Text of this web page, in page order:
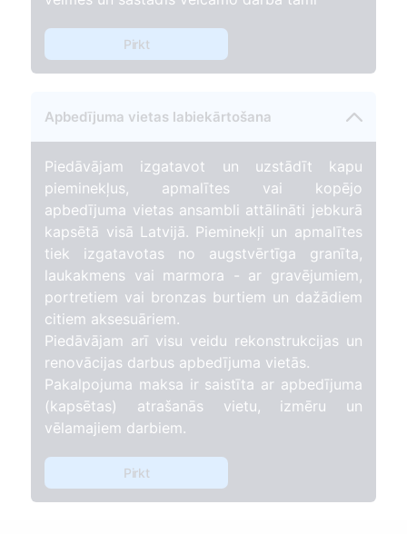
Pirkt
Apbedījuma vietas labiekārtošana
Piedāvājam izgatavot un uzstādīt kapu
pieminekļus, apmalītes vai kopējo
apbedījuma vietas ansambli attālināti jebkurā
kapsētā visā Latvijā. Pieminekļi un apmalītes
tiek izgatavotas no augstvērtīga granīta,
laukakmens vai marmora - ar gravējumiem,
portretiem vai bronzas burtiem un dažādiem
citiem aksesuāriem.
Piedāvājam arī visu veidu rekonstrukcijas un
renovācijas darbus apbedījuma vietās.
Pakalpojuma maksa ir saistīta ar apbedījuma
(kapsētas) atrašanās vietu, izmēru un
vēlamajiem darbiem.
Pirkt